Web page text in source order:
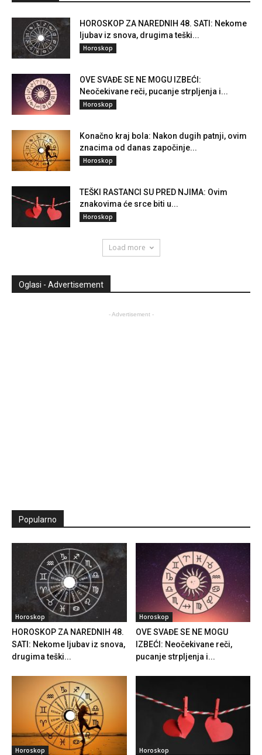
HOROSKOP ZA NAREDNIH 48. SATI: Nekome
ljubav iz snova, drugima teški...
Horoskop
OVE SVAĐE SE NE MOGU IZBEĆI:
Neočekivane reči, pucanje strpljenja i...
Horoskop
Konačno kraj bola: Nakon dugih patnji, ovim
znacima od danas započinje...
Horoskop
TEŠKI RASTANCI SU PRED NJIMA: Ovim
znakovima će srce biti u...
Horoskop
Load more
Oglasi - Advertisement
- Advertisement -
Popularno
Horoskop
HOROSKOP ZA NAREDNIH 48.
SATI: Nekome ljubav iz snova,
drugima teški...
Horoskop
OVE SVAĐE SE NE MOGU
IZBEĆI: Neočekivane reči,
pucanje strpljenja i...
Horoskop Horoskop